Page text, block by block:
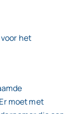
het
moet met